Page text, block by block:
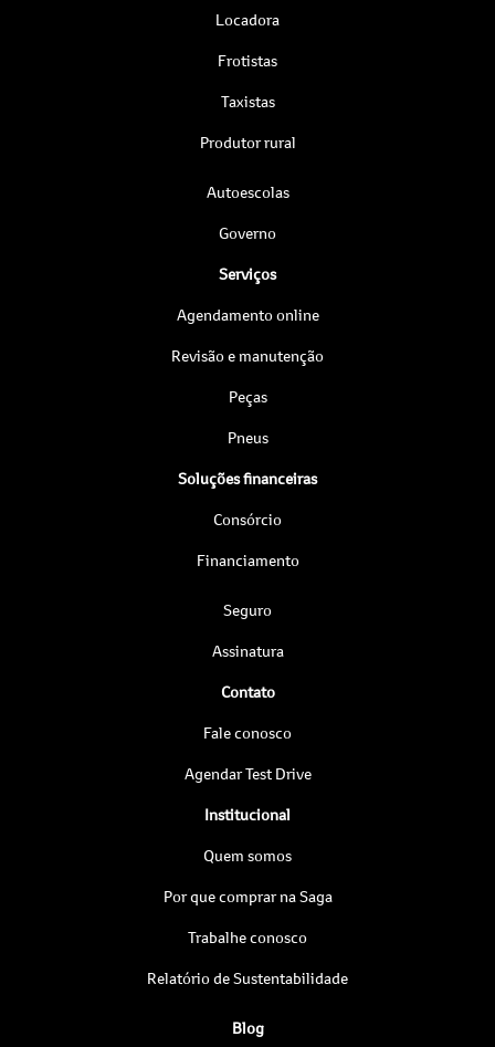
Locadora
Frotistas
Taxistas
Produtor rural
Autoescolas
Governo
Serviços
Agendamento online
Revisão e manutenção
Peças
Pneus
Soluções financeiras
Consórcio
Financiamento
Seguro
Assinatura
Contato
Fale conosco
Agendar Test Drive
Institucional
Quem somos
Por que comprar na Saga
Trabalhe conosco
Relatório de Sustentabilidade
Blog